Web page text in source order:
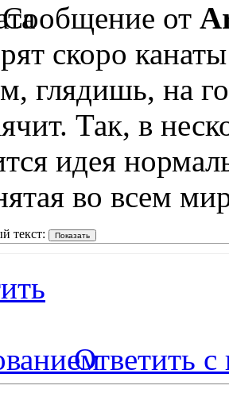
от
скоро
глядишь, на
Так, в
идея
во всем
текст:
Ответить с